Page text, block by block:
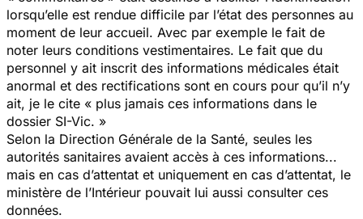
lorsqu’elle est rendue difficile par l’état des personnes au
moment de leur accueil. Avec par exemple le fait de
noter leurs conditions vestimentaires. Le fait que du
personnel y ait inscrit des informations médicales était
anormal et des rectifications sont en cours pour qu’il n’y
ait, je le cite « plus jamais ces informations dans le
dossier SI-Vic. »
Selon la Direction Générale de la Santé, seules les
autorités sanitaires avaient accès à ces informations...
mais en cas d’attentat et uniquement en cas d’attentat, le
ministère de l’Intérieur pouvait lui aussi consulter ces
données.